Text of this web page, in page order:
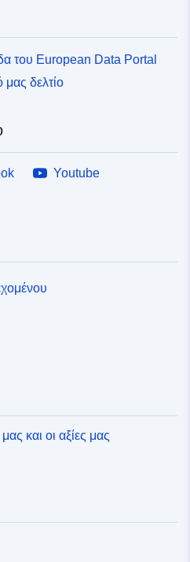
του European Data Portal
δελτίο
Youtube
και οι αξίες μας